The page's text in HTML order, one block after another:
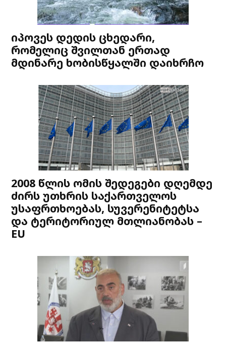
იპოვეს დედის ცხედარი,
რომელიც შვილთან ერთად
მდინარე ხობისწყალში დაიხრჩო
2008 წლის ომის შედეგები დღემდე
ძირს უთხრის საქართველოს
უსაფრთხოებას, სუვერენიტეტსა
და ტერიტორიულ მთლიანობას –
EU